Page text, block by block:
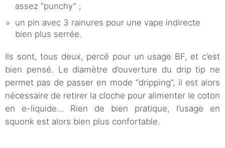
assez “punchy” ;
un pin avec 3 rainures pour une vape indirecte
bien plus serrée.
Ils sont, tous deux, percé pour un usage BF, et c’est
bien pensé. Le diamètre d’ouverture du drip tip ne
permet pas de passer en mode “dripping”, il est alors
nécessaire de retirer la cloche pour alimenter le coton
en e-liquide… Rien de bien pratique, l’usage en
squonk est alors bien plus confortable.